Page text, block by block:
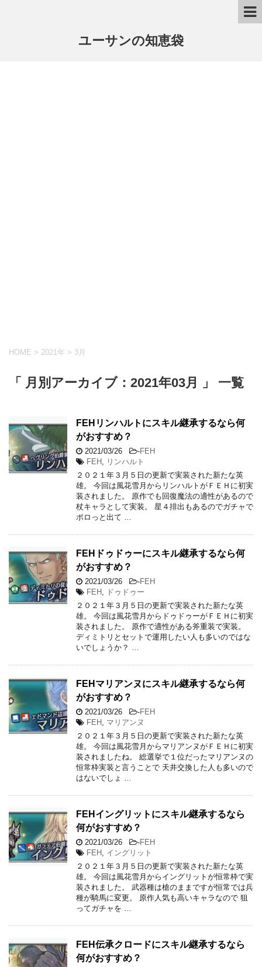
ユーサンの知恵袋
HOME > 2021年 > 3月
「 月別アーカイブ：2021年03月 」 一覧
FEHリンハルトにスキル継承するなら何
がおすすめ？
2021/03/26 -FEH
FEH
リンハルト
２０２１年３月５日の更新で実装された新たな英
雄。 今回は風花雪月からリンハルトがＦＥＨに初実
装されました。 原作でも回復魔法の適性があるので
杖キャラとして実装。 星４排出もあるのでガチャで
ポロっと出て …
FEHドゥドゥーにスキル継承するなら何
がおすすめ？
2021/03/26 -FEH
FEH
ドゥドゥー
２０２１年３月５日の更新で実装された新たな英
雄。 今回は風花雪月からドゥドゥーがＦＥＨに初実
装されました。 原作で適性がある斧重装で実装。
ディミトリとセットで運用したい人も多いのではな
いでしょうか？ …
FEHマリアンヌにスキル継承するなら何
がおすすめ？
2021/03/26 -FEH
FEH マリアンヌ
２０２１年３月５日の更新で実装された新たな英
雄。 今回は風花雪月からマリアンヌがＦＥＨに初実
装されましたね。 総選挙で１位だったマリアンヌの
恒常枠実装と言うことで 天井交換した人も多いので
はないでしょ …
FEHイングリットにスキル継承するなら
何がおすすめ？
2021/03/26 -FEH
FEH イングリット
２０２１年３月５日の更新で実装された新たな英
雄。 今回は風花雪月からイングリットが恒常枠で実
装されました。 武器種は槍のままですが恒常では兵
種が騎馬に変更。 原作人気も高いキャラなので 狙
ってガチャを …
FEH伝承クロードにスキル継承するなら
何がおすすめ？